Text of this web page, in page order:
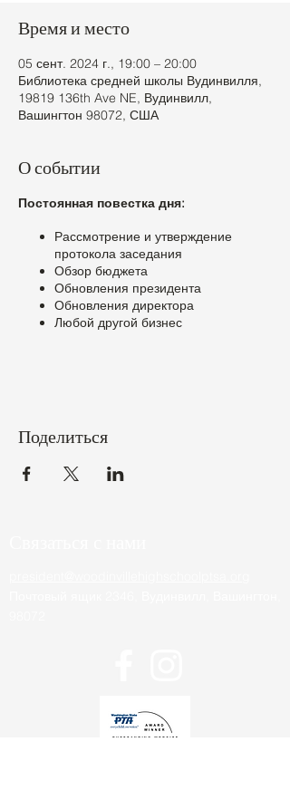
Время и место
05 сент. 2024 г., 19:00 – 20:00
Библиотека средней школы Вудинвилля,
19819 136th Ave NE, Вудинвилл,
Вашингтон 98072, США
О событии
Постоянная повестка дня:
Рассмотрение и утверждение
протокола заседания
Обзор бюджета
Обновления президента
Обновления директора
Любой другой бизнес
Поделиться